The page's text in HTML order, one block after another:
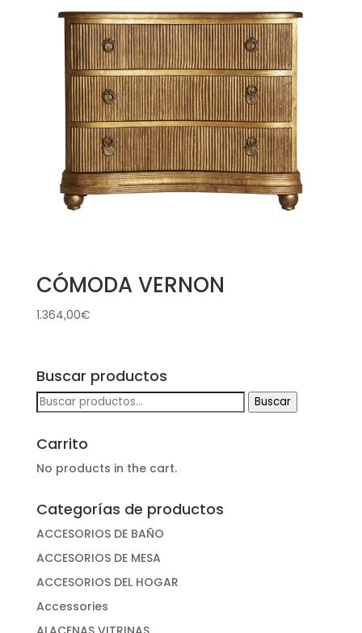
CÓMODA VERNON
1.364,00€
Buscar productos
Buscar
por:
Buscar
Carrito
No products in the cart.
Categorías de productos
ACCESORIOS DE BAÑO
ACCESORIOS DE MESA
ACCESORIOS DEL HOGAR
Accessories